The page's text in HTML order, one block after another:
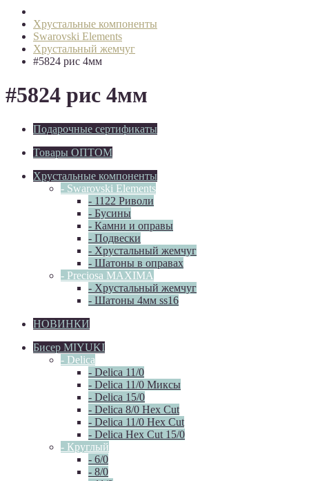
Хрустальные компоненты
Swarovski Elements
Хрустальный жемчуг
#5824 рис 4мм
#5824 рис 4мм
Подарочные сертификаты
Товары ОПТОМ
Хрустальные компоненты
- Swarovski Elements
- 1122 Риволи
- Бусины
- Камни и оправы
- Подвески
- Хрустальный жемчуг
- Шатоны в оправах
- Preciosa MAXIMA
- Хрустальный жемчуг
- Шатоны 4мм ss16
НОВИНКИ
Бисер MIYUKI
- Delica
- Delica 11/0
- Delica 11/0 Миксы
- Delica 15/0
- Delica 8/0 Hex Cut
- Delica 11/0 Hex Cut
- Delica Hex Cut 15/0
- Круглый
- 6/0
- 8/0